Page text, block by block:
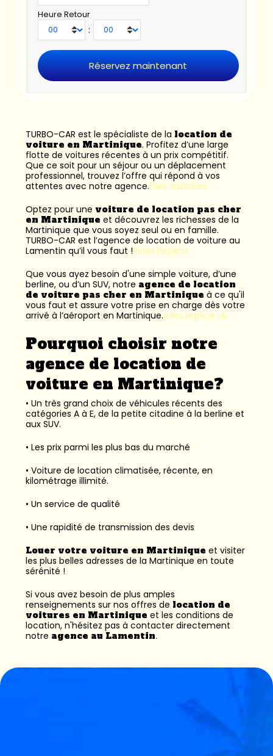
Heure Retour
:
TURBO-CAR est le spécialiste de la location de
voiture en Martinique. Profitez d’une large
flotte de voitures récentes à un prix compétitif.
Que ce soit pour un séjour ou un déplacement
professionnel, trouvez l’offre qui répond à vos
attentes avec notre agence.fake watches
Optez pour une voiture de location pas cher
en Martinique et découvrez les richesses de la
Martinique que vous soyez seul ou en famille.
TURBO-CAR est l’agence de location de voiture au
Lamentin qu’il vous faut !Rolex Replica
Que vous ayez besoin d'une simple voiture, d’une
berline, ou d’un SUV, notre agence de location
de voiture pas cher en Martinique à ce qu'il
vous faut et assure votre prise en charge dès votre
arrivé à l’aéroport en Martinique.rolex replica uk
Pourquoi choisir notre
agence de location de
voiture en Martinique?
• Un très grand choix de véhicules récents des
catégories A à E, de la petite citadine à la berline et
aux SUV.
• Les prix parmi les plus bas du marché
• Voiture de location climatisée, récente, en
kilométrage illimité.
• Un service de qualité
• Une rapidité de transmission des devis
Louer votre voiture en Martinique et visiter
les plus belles adresses de la Martinique en toute
sérénité !
Si vous avez besoin de plus amples
renseignements sur nos offres de location de
voitures en Martinique et les conditions de
location, n'hésitez pas à contacter directement
notre agence au Lamentin.